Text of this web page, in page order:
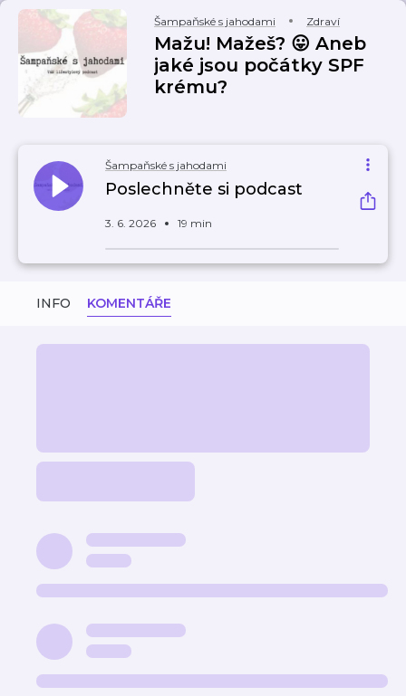
Šampaňské s jahodami Zdraví
Mažu! Mažeš? 😛 Aneb
jaké jsou počátky SPF
krému?
Šampaňské s jahodami
Poslechněte si podcast
3. 6. 2026 19 min
INFO KOMENTÁŘE